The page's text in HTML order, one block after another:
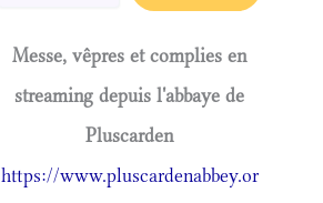
Messe, vêpres et complies en
streaming depuis l'abbaye de
Pluscarden
https://www.pluscardenabbey.or